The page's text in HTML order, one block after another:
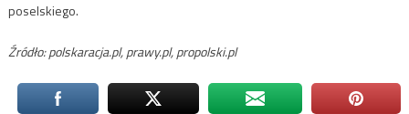
poselskiego.
Źródło: polskaracja.pl, prawy.pl, propolski.pl